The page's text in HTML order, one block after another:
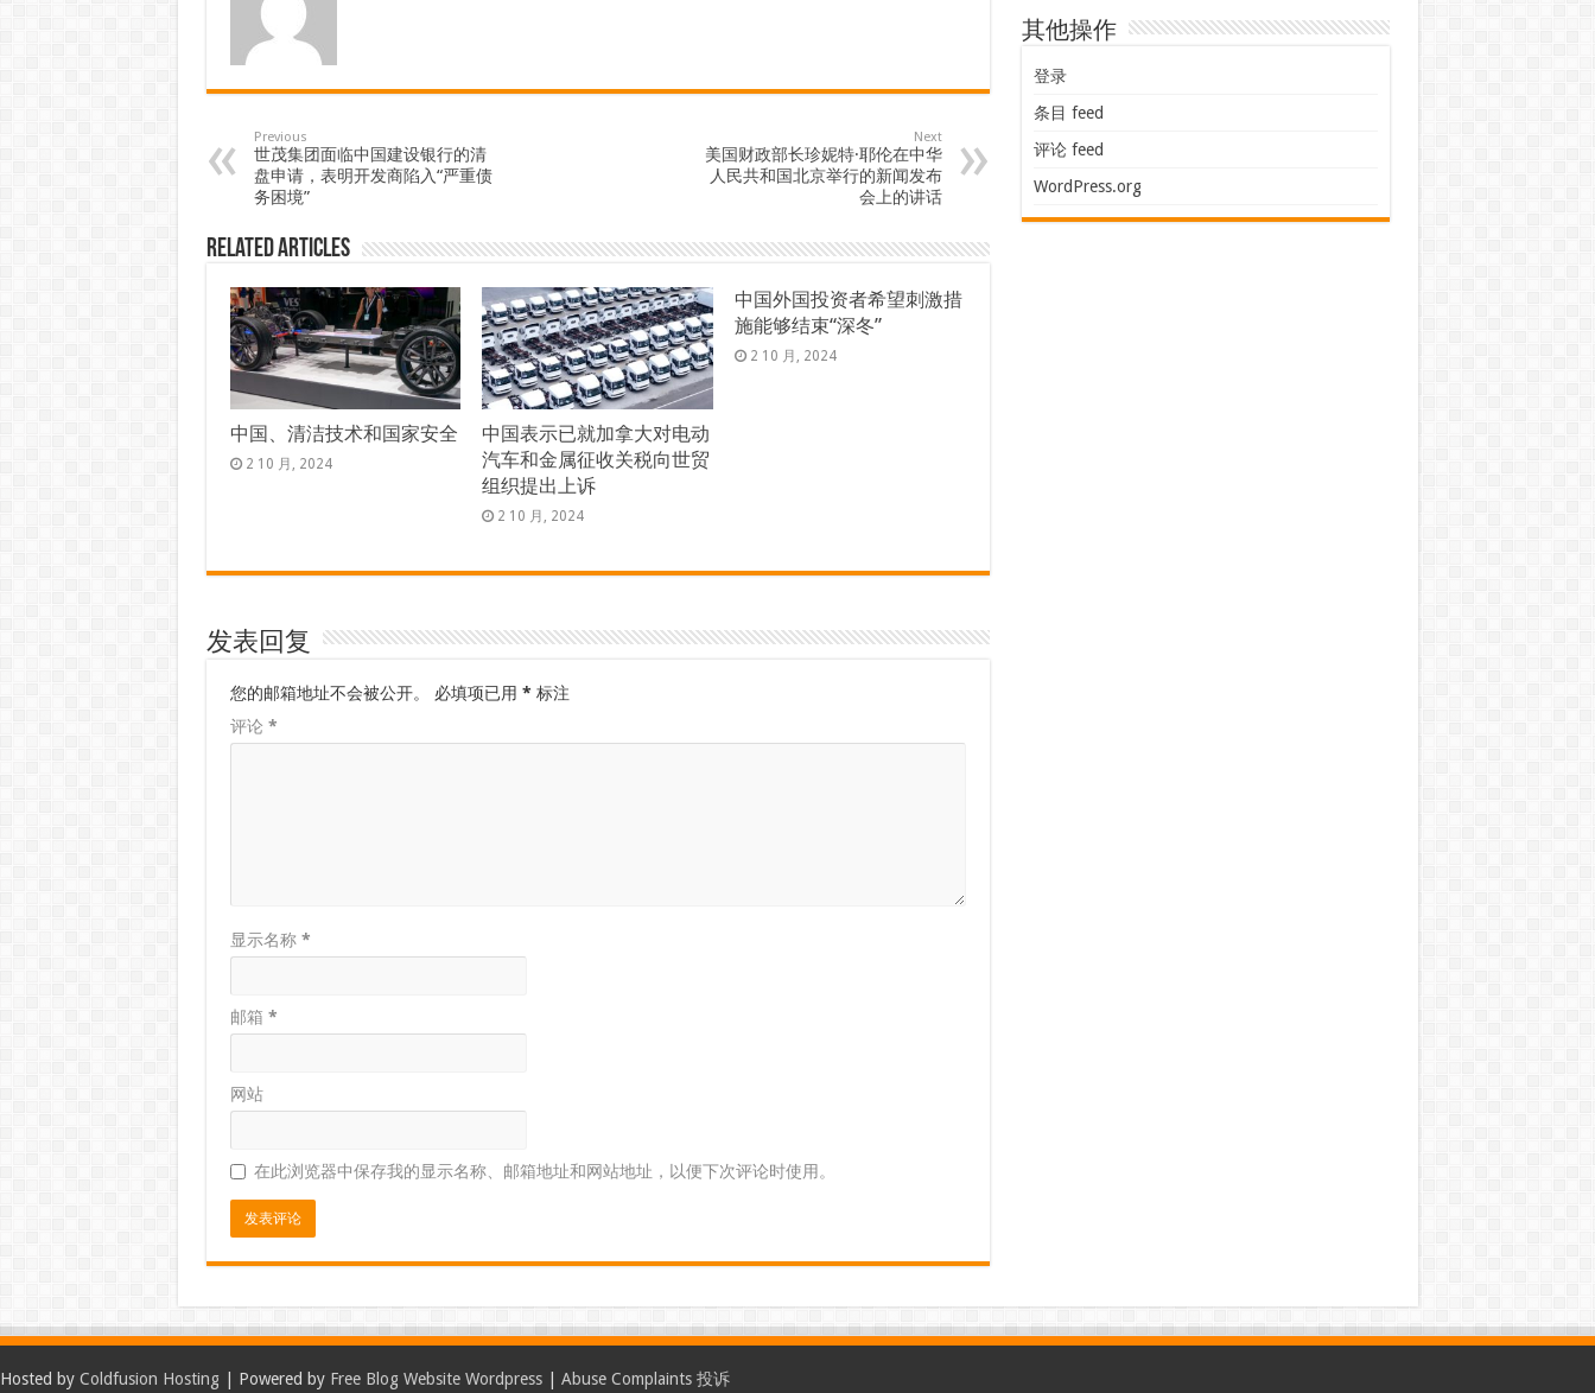
Previous
世茂集团面临中国建设银行的清
盘申请，表明开发商陷入“严重债
务困境”
Next
美国财政部长珍妮特·耶伦在中华
人民共和国北京举行的新闻发布
会上的讲话
Related Articles
中国、清洁技术和国家安全
2 10 月, 2024
中国表示已就加拿大对电动
汽车和金属征收关税向世贸
组织提出上诉
2 10 月, 2024
中国外国投资者希望刺激措
施能够结束“深冬”
2 10 月, 2024
发表回复
您的邮箱地址不会被公开。 必填项已用 * 标注
评论 *
显示名称 *
邮箱 *
网站
在此浏览器中保存我的显示名称、邮箱地址和网站地址，以便下次评论时使用。
其他操作
登录
条目 feed
评论 feed
WordPress.org
Hosted by Coldfusion Hosting | Powered by Free Blog Website Wordpress Abuse Complaints 投诉